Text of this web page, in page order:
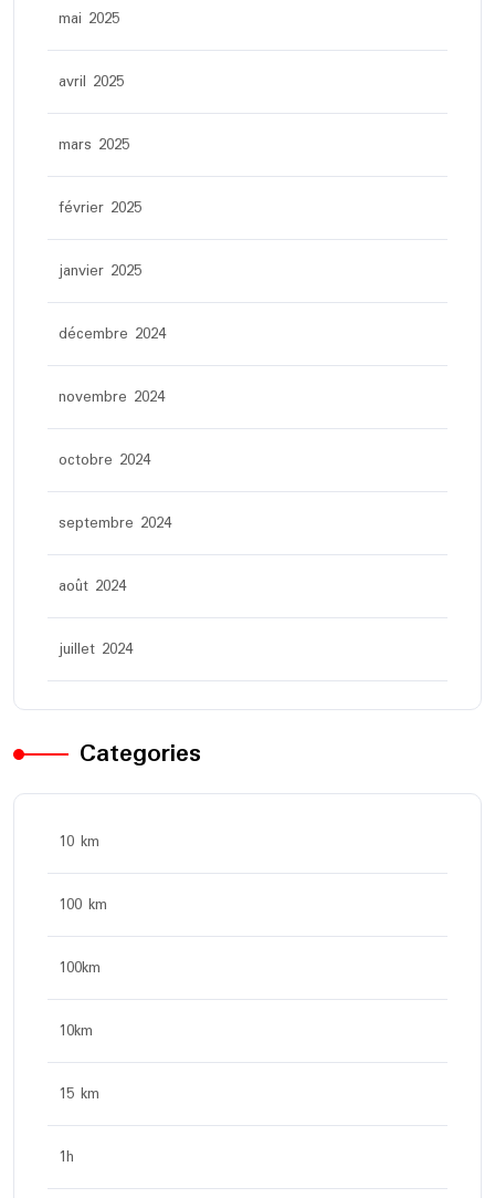
mai 2025
avril 2025
mars 2025
février 2025
janvier 2025
décembre 2024
novembre 2024
octobre 2024
septembre 2024
août 2024
juillet 2024
Categories
10 km
100 km
100km
10km
15 km
1h